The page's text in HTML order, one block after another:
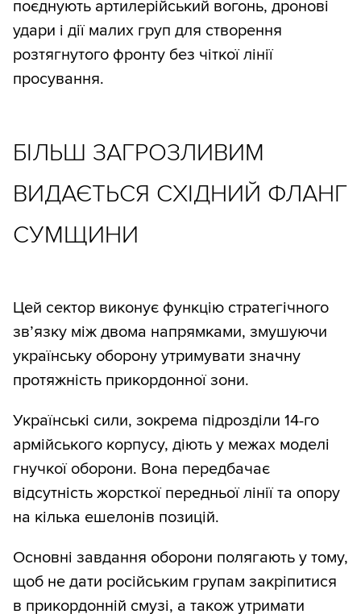
поєднують артилерійський вогонь, дронові
удари і дії малих груп для створення
розтягнутого фронту без чіткої лінії
просування.
БІЛЬШ ЗАГРОЗЛИВИМ
ВИДАЄТЬСЯ СХІДНИЙ ФЛАНГ
СУМЩИНИ
Цей сектор виконує функцію стратегічного
зв’язку між двома напрямками, змушуючи
українську оборону утримувати значну
протяжність прикордонної зони.
Українські сили, зокрема підрозділи 14-го
армійського корпусу, діють у межах моделі
гнучкої оборони. Вона передбачає
відсутність жорсткої передньої лінії та опору
на кілька ешелонів позицій.
Основні завдання оборони полягають у тому,
щоб не дати російським групам закріпитися
в прикордонній смузі, а також утримати